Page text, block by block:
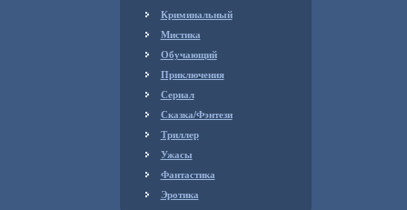
Криминальный
Мистика
Обучающий
Приключения
Сериал
Сказка/Фэнтези
Триллер
Ужасы
Фантастика
Эротика